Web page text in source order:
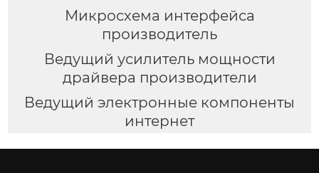
Микросхема интерфейса
производитель
Ведущий усилитель мощности
драйвера производители
Ведущий электронные компоненты
интернет